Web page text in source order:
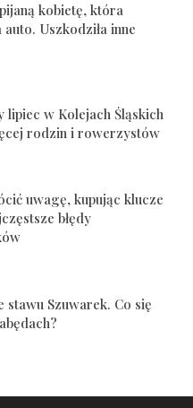
kobietę, która
auto. Uszkodziła inne
lipiec w Kolejach Śląskich
rodzin i rowerzystów
uwagę, kupując klucze
błędy
stawu Szuwarek. Co się